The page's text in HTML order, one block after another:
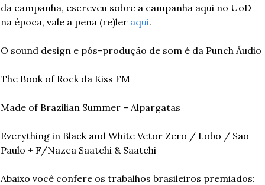
da campanha, escreveu sobre a campanha aqui no UoD
na época, vale a pena (re)ler aqui.
O sound design e pós-produção de som é da Punch Áudio
The Book of Rock da Kiss FM
Made of Brazilian Summer – Alpargatas
Everything in Black and White Vetor Zero / Lobo / Sao
Paulo + F/Nazca Saatchi & Saatchi
Abaixo você confere os trabalhos brasileiros premiados: